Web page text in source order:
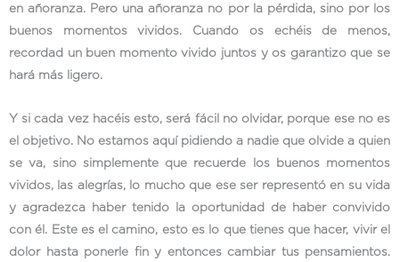
en añoranza. Pero una añoranza no por la pérdida, sino por los
buenos momentos vividos. Cuando os echéis de menos,
recordad un buen momento vivido juntos y os garantizo que se
hará más ligero.
Y si cada vez hacéis esto, será fácil no olvidar, porque ese no es
el objetivo. No estamos aquí pidiendo a nadie que olvide a quien
se va, sino simplemente que recuerde los buenos momentos
vividos, las alegrías, lo mucho que ese ser representó en su vida
y agradezca haber tenido la oportunidad de haber convivido
con él. Este es el camino, esto es lo que tienes que hacer, vivir el
dolor hasta ponerle fin y entonces cambiar tus pensamientos.